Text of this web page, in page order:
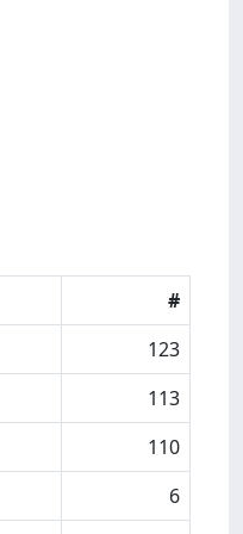
#
123
113
110
6